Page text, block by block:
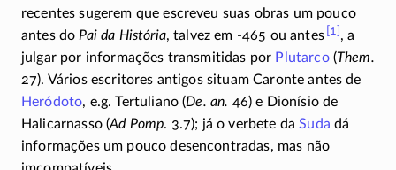
recentes sugerem que escreveu suas obras um pouco
antes do Pai da História, talvez em -465 ouantes [1] , a
julgar por informações transmitidas por Plutarco(Them.
27). Vários escritores antigos situam Caronte antes de
Heródoto, e.g. Tertuliano (De. an. 46) e Dionísio de
Halicarnasso (Ad Pomp. 3.7); já o verbete daSuda dá
informações um pouco desencontradas, mas não